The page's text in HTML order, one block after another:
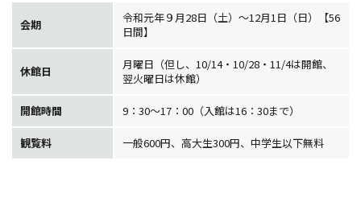
会期
令和元年９月28日（土）～12月1日（日）【56
日間】
休館日
月曜日（但し、10/14・10/28・11/4は開館、
翌火曜日は休館）
開館時間 9：30～17：00（入館は16：30まで）
観覧料 一般600円、高大生300円、中学生以下無料